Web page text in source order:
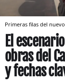
Primeras filas del
El
obras del
y fechas